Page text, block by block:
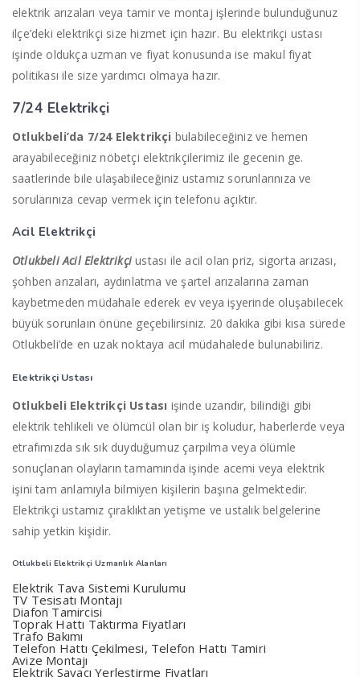
elektrik arızaları veya tamir ve montaj işlerinde bulunduğunuz
ilçe’deki elektrikçi size hizmet için hazır. Bu elektrikçi ustası
işinde oldukça uzman ve fiyat konusunda ise makul fiyat
politikası ile size yardımcı olmaya hazır.
7/24 Elektrikçi
Otlukbeli’da 7/24 Elektrikçi bulabileceğiniz ve hemen
arayabileceğiniz nöbetçi elektrikçilerimiz ile gecenin ge.
saatlerinde bile ulaşabileceğiniz ustamız sorunlarınıza ve
sorularınıza cevap vermek için telefonu açıktır.
Acil Elektrikçi
Otlukbeli Acil Elektrikçi ustası ile acil olan priz, sigorta arızası,
şohben arızaları, aydınlatma ve şartel arızalarına zaman
kaybetmeden müdahale ederek ev veya işyerinde oluşabilecek
büyük sorunlaın önüne geçebilirsiniz. 20 dakika gibi kısa sürede
Otlukbeli’de en uzak noktaya acil müdahalede bulunabiliriz.
Elektrikçi Ustası
Otlukbeli Elektrikçi Ustası işinde uzandır, bilindiği gibi
elektrik tehlikeli ve ölümcül olan bir iş koludur, haberlerde veya
etrafımızda sık sık duyduğumuz çarpılma veya ölümle
sonuçlanan olayların tamamında işinde acemi veya elektrik
işini tam anlamıyla bilmiyen kişilerin başına gelmektedir.
Elektrikçi ustamız çıraklıktan yetişme ve ustalık belgelerine
sahip yetkin kişidir.
Otlukbeli Elektrikçi Uzmanlık Alanları
Elektrik Tava Sistemi Kurulumu
TV Tesisatı Montajı
Diafon Tamircisi
Toprak Hattı Taktırma Fiyatları
Trafo Bakımı
Telefon Hattı Çekilmesi, Telefon Hattı Tamiri
Avize Montajı
Elektrik Sayacı Yerleştirme Fiyatları